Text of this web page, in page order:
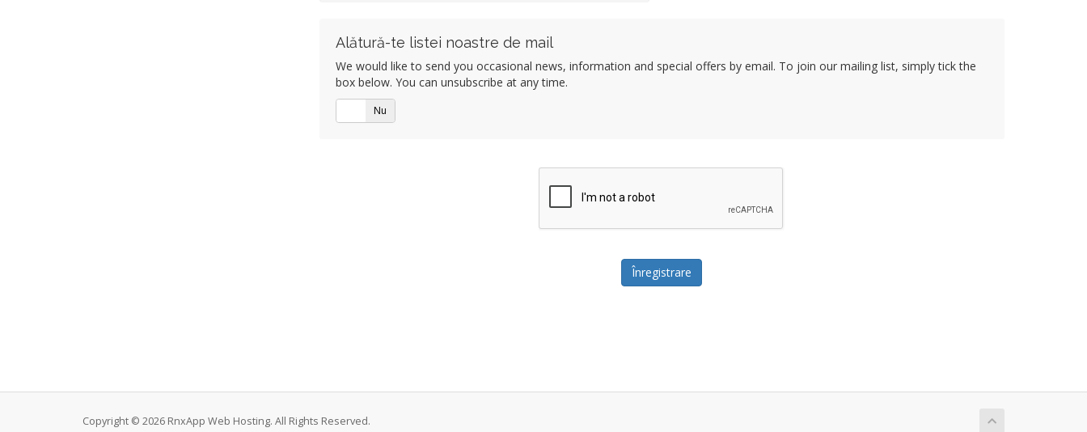
Alătură-te listei noastre de mail
We would like to send you occasional news, information and special offers by email. To join our mailing list, simply tick the
box below. You can unsubscribe at any time.
Nu
Copyright © 2026 RnxApp Web Hosting. All Rights Reserved.